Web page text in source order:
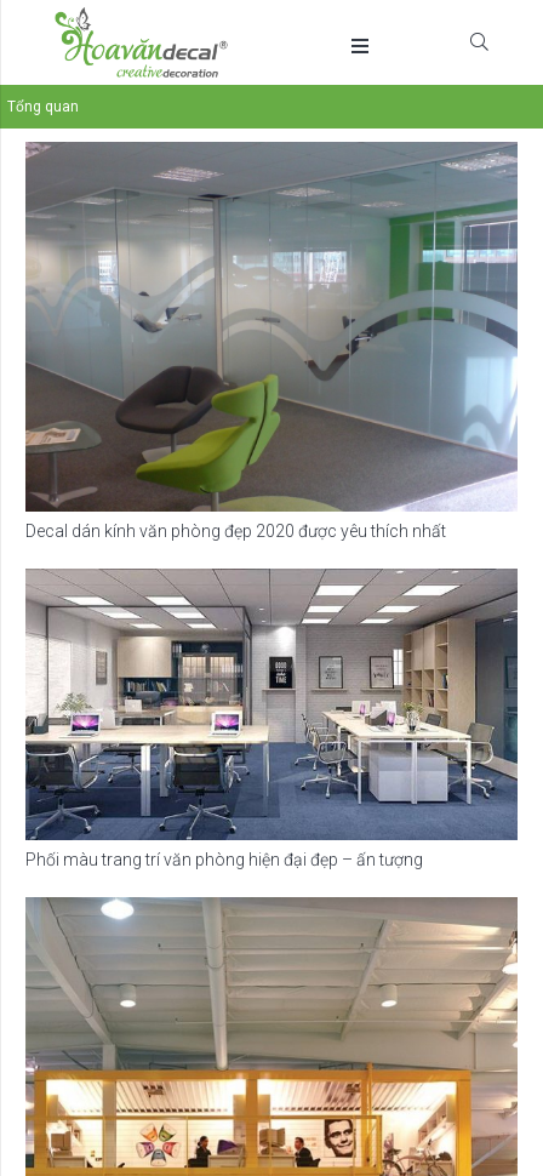
Tổng quan
Decal dán kính văn phòng đẹp 2020 được yêu thích nhất
Phối màu trang trí văn phòng hiện đại đẹp – ấn tượng